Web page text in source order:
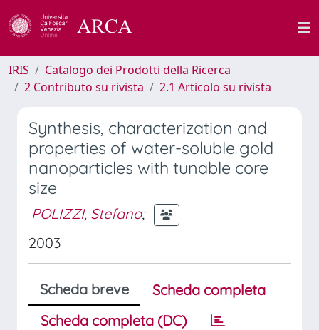
IRIS
Catalogo dei Prodotti della Ricerca
2 Contributo su rivista
2.1 Articolo su rivista
Synthesis, characterization and
properties of water-soluble gold
nanoparticles with tunable core
size
POLIZZI, Stefano;
2003
Scheda breve
Scheda completa
Scheda completa (DC)